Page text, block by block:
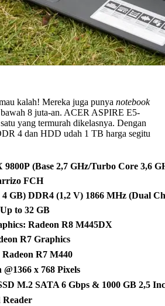
kalah! Mereka juga punya notebook
8 juta-an. ACER ASPIRE E5-
yang termurah dikelasnya. Dengan
4 dan HDD udah 1 TB harga segitu
(Base 2,7 GHz/Turbo Core 3,6
FCH
4 GB) DDR4 (1,2 V) 1866 MHz (Dual
to 32 GB
Radeon R8 M445DX
R7 Graphics
Radeon R7 M440
@1366 x 768 Pixels
M.2 SATA 6 Gbps & 1000 GB 2,5
Reader